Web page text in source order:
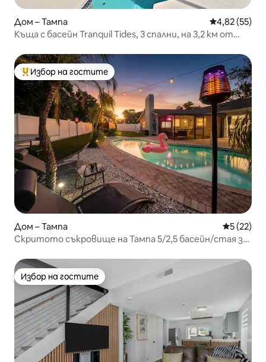
Дом – Тампа Средна
4,82 (55)
Къща с басейн Tranquil Tides, 3 спални, на 3,2 км от
Най-популярен избор на гостите
Избор на гостите
Дом – Тампа Средна
5 (22)
Скритото съкровище на Тампа 5/2,5 басейн/стая за
Избор на гостите
Избор на гостите